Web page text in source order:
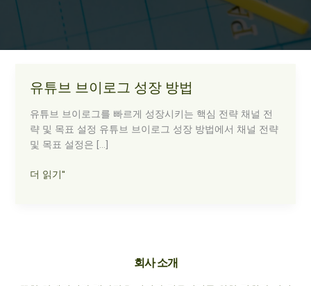
유튜브 브이로그 성장 방법
유튜브 브이로그를 빠르게 성장시키는 핵심 전략 채널 전
략 및 목표 설정 유튜브 브이로그 성장 방법에서 채널 전략
및 목표 설정은 […]
유
더 읽기"
회사 소개